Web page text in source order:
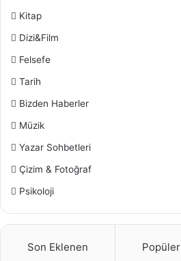
Kitap
Dizi&Film
Felsefe
Tarih
Bizden Haberler
Müzik
Yazar Sohbetleri
Çizim & Fotoğraf
Psikoloji
Son Eklenen Popüler